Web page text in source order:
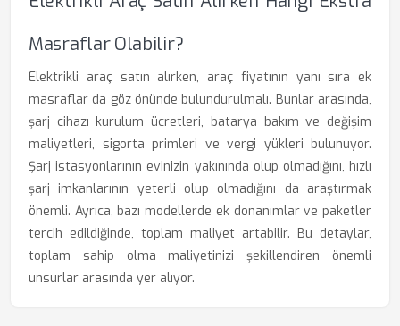
Masraflar Olabilir?
Elektrikli araç satın alırken, araç fiyatının yanı sıra ek
masraflar da göz önünde bulundurulmalı. Bunlar arasında,
şarj cihazı kurulum ücretleri, batarya bakım ve değişim
maliyetleri, sigorta primleri ve vergi yükleri bulunuyor.
Şarj istasyonlarının evinizin yakınında olup olmadığını, hızlı
şarj imkanlarının yeterli olup olmadığını da araştırmak
önemli. Ayrıca, bazı modellerde ek donanımlar ve paketler
tercih edildiğinde, toplam maliyet artabilir. Bu detaylar,
toplam sahip olma maliyetinizi şekillendiren önemli
unsurlar arasında yer alıyor.